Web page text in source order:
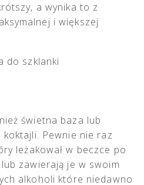
a wynika to z
i większej
świetna baza lub
Pewnie nie raz
leżakował w beczce po
zawierają je w swoim
alkoholi które niedawno